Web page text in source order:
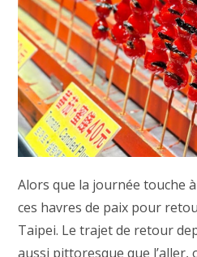
Alors que la journée touche
ces havres de paix pour
Taipei. Le trajet de retour
aussi pittoresque que